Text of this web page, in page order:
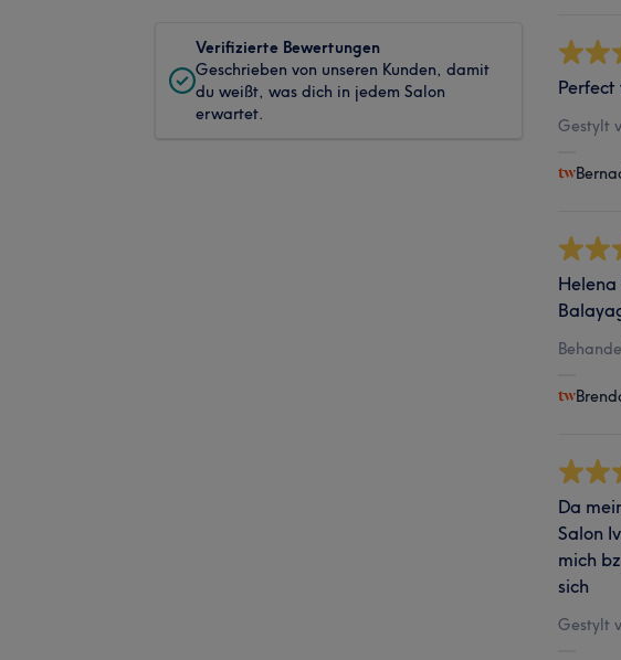
Verifizierte Bewertungen
Geschrieben von unseren Kunden, damit
du weißt, was dich in jedem Salon
erwartet.
Gestylt
Da
Salon
mich
sich
Gestylt